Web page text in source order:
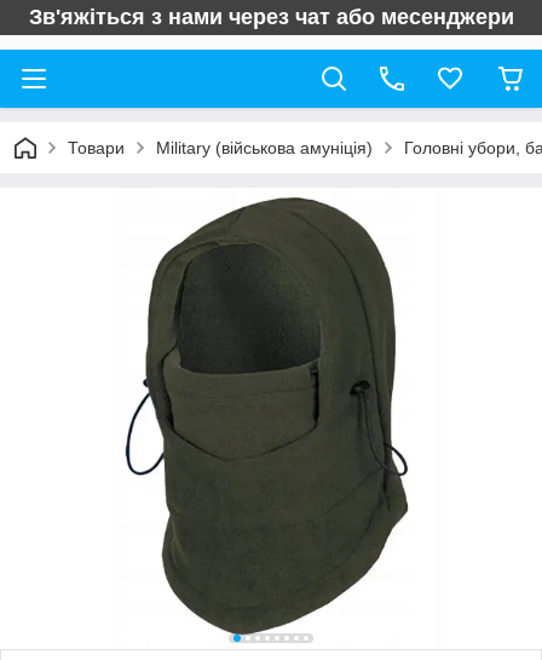
Зв'яжіться з нами через чат або месенджери
Товари Military (військова амуніція) Головні убори,